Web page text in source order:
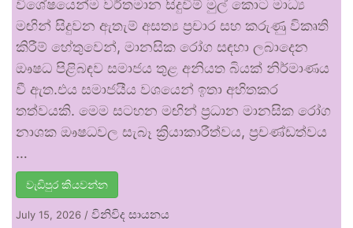
විශේෂයෙන්ම වර්තමාන සිදුවීම් මුල් කොට මාධ්‍ය
මඟින් සිදුවන ඇතැම් අසත්‍ය ප්‍රචාර සහ කරුණු විකෘති
කිරීම් හේතුවෙන්, මානසික රෝග සඳහා ලබාදෙන
ඖෂධ පිළිබඳව සමාජය තුළ අනියත බියක් නිර්මාණය
වී ඇත.එය සමාජයීය වශයෙන් ඉතා අහිතකර
තත්වයකි. මෙම සටහන මඟින් ප්‍රධාන මානසික රෝග
නාශක ඖෂධවල සැබෑ ක්‍රියාකාරීත්වය, ප්‍රචණ්ඩත්වය
…
වැඩිපුර කියවන්න
July 15, 2026 / විනිවිද සායනය